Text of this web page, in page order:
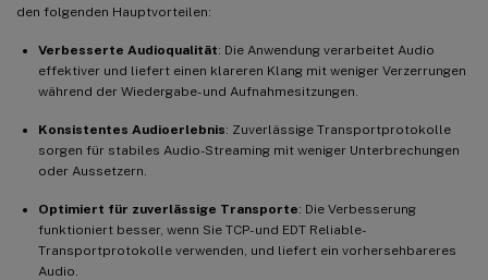
den folgenden Hauptvorteilen:
Verbesserte Audioqualität: Die Anwendung verarbeitet Audio
effektiver und liefert einen klareren Klang mit weniger Verzerrungen
während der Wiedergabe- und Aufnahmesitzungen.
Konsistentes Audioerlebnis: Zuverlässige Transportprotokolle
sorgen für stabiles Audio-Streaming mit weniger Unterbrechungen
oder Aussetzern.
Optimiert für zuverlässige Transporte: Die Verbesserung
funktioniert besser, wenn Sie TCP- und EDT Reliable-
Transportprotokolle verwenden, und liefert ein vorhersehbareres
Audio.